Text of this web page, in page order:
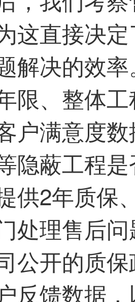
这直接决
解决的效
限、整体
户满意度
隐蔽工程
供2年质保
处理售后
公开的质
反馈数据